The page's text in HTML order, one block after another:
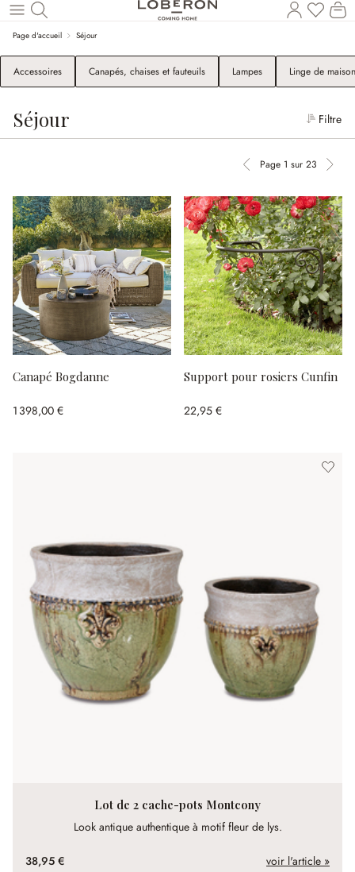
Revenir au contenu principal
Page d'accueil Séjour
Accessoires Canapés, chaises et fauteuils Lampes Linge de maison
Séjour Filtre
Page 1 sur 23
Canapé Bogdanne
1 398,00 €
Lot de 2 cache-pots Montcony
Look antique authentique à motif fleur de lys.
38,95 € voir l'article »
Support pour rosiers Cunfin
22,95 €